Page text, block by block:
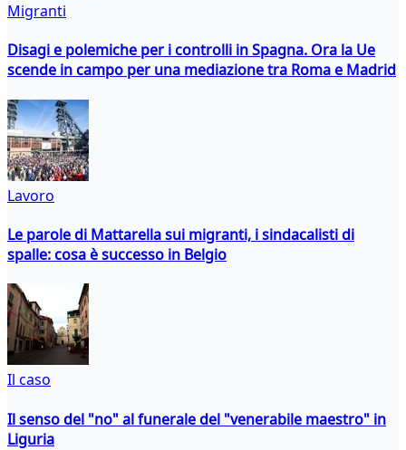
Migranti
Disagi e polemiche per i controlli in Spagna. Ora la Ue
scende in campo per una mediazione tra Roma e Madrid
Lavoro
Le parole di Mattarella sui migranti, i sindacalisti di
spalle: cosa è successo in Belgio
Il caso
Il senso del "no" al funerale del "venerabile maestro" in
Liguria